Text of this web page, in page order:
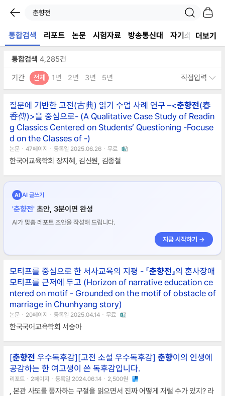
통합검색 리포트 논문 시험자료 방송통신대 자기소개서 서
더보기
통합검색 4,285건
기간 전체 1년 2년 3년 5년 직접입력
질문에 기반한 고전(古典) 읽기 수업 사례 연구 –<춘향전(春
香傳)>을 중심으로- (A Qualitative Case Study of Readin
g Classics Centered on Students’ Questioning -Focuse
d on the Classes of -)
논문ㆍ47페이지ㆍ등록일 2025.06.26ㆍ무료
한국어교육학회 장지혜, 김신원, 김종철
AI AI 글쓰기
'춘향전' 초안, 3분이면 완성
AI가 맞춤 레포트 초안을 작성해 드립니다.
지금 시작하기 →
모티프를 중심으로 한 서사교육의 지평 - 『춘향전』의 혼사장애
모티프를 근저에 두고 (Horizon of narrative education ce
ntered on motif - Grounded on the motif of obstacle of
marriage in Chunhyang story)
논문ㆍ20페이지ㆍ등록일 2025.04.14ㆍ무료
한국국어교육학회 서승아
[춘향전 우수독후감][고전 소설 우수독후감] 춘향이의 인생에
공감하는 한 여고생이 쓴 독후감입니다.
리포트ㆍ2페이지ㆍ등록일 2024.06.14ㆍ2,500원
, 본관 사또를 풍자하는 구절을 읽으면서 진짜 어떻게 저럴 수가 있지? 라